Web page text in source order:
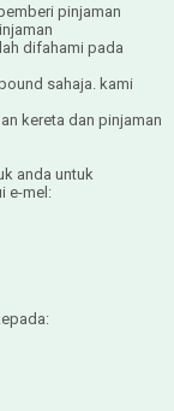
pinjaman
difahami pada
sahaja. kami
kereta dan pinjaman
anda untuk
e-mel: